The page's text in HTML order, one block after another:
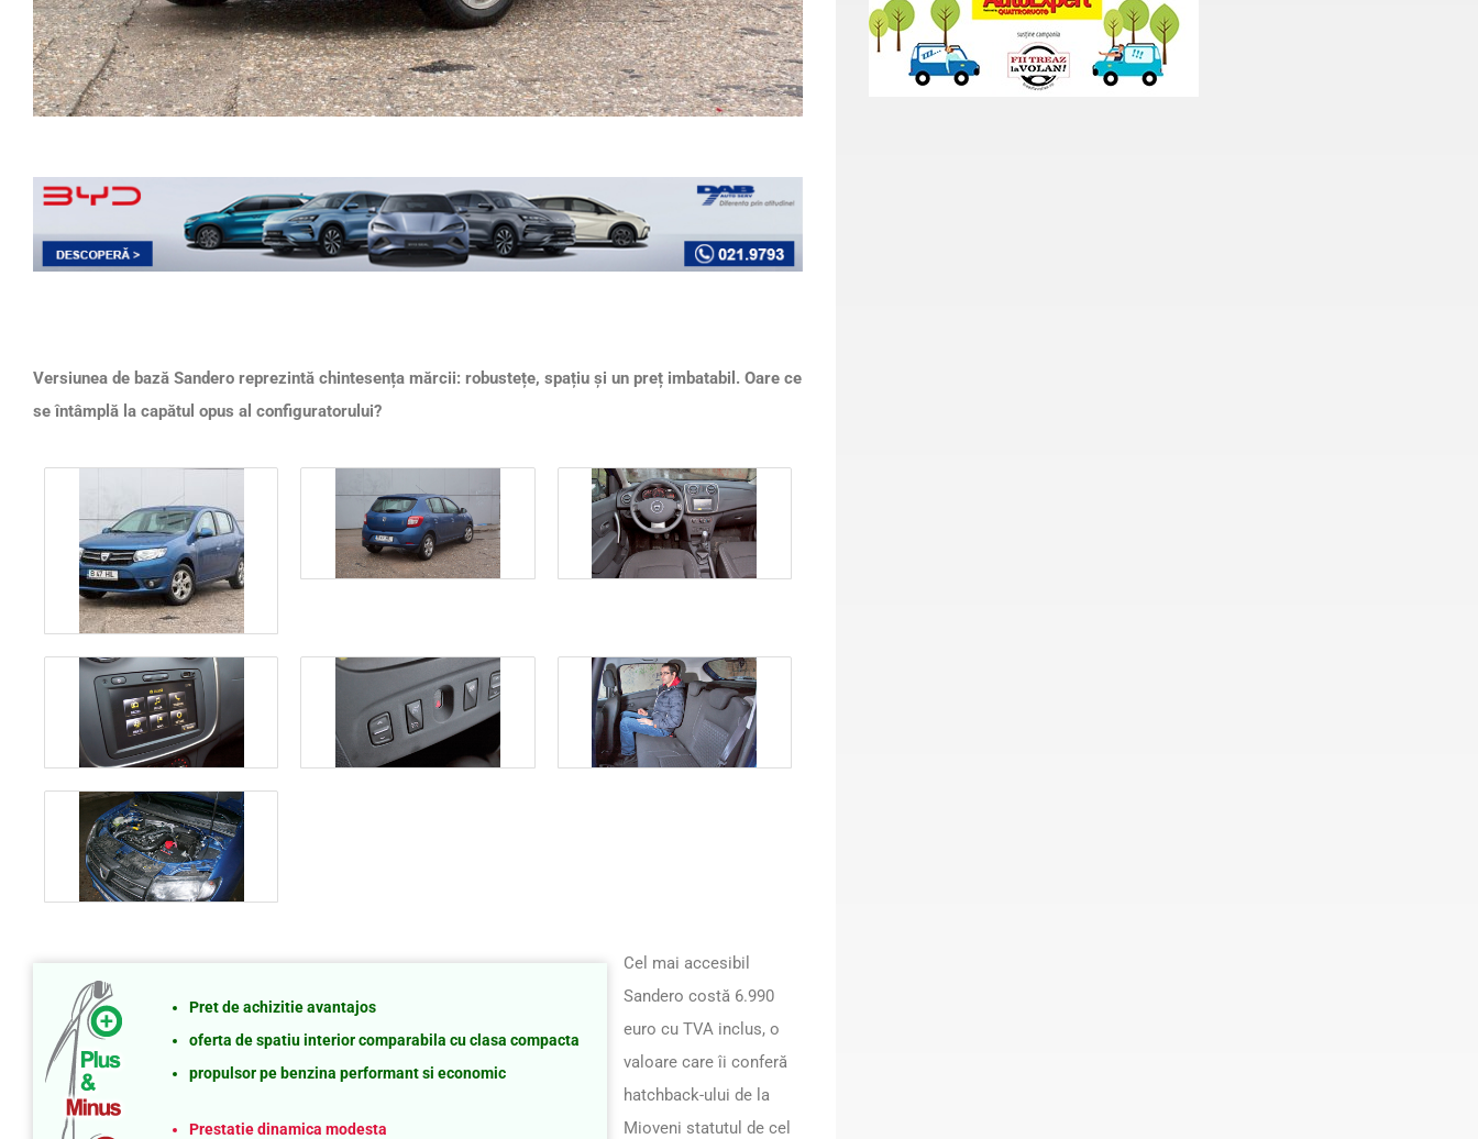
Versiunea de bază Sandero reprezintă chintesența mărcii: robustețe, spațiu și un preț imbatabil. Oare ce
se întâmplă la capătul opus al configuratorului?
Pret de achizitie avantajos
oferta de spatiu interior comparabila cu clasa compacta
propulsor pe benzina performant si economic
Prestatie dinamica modesta
Cel mai accesibil
Sandero costă 6.990
euro cu TVA inclus, o
valoare care îi conferă
hatchback-ului de la
Mioveni statutul de cel